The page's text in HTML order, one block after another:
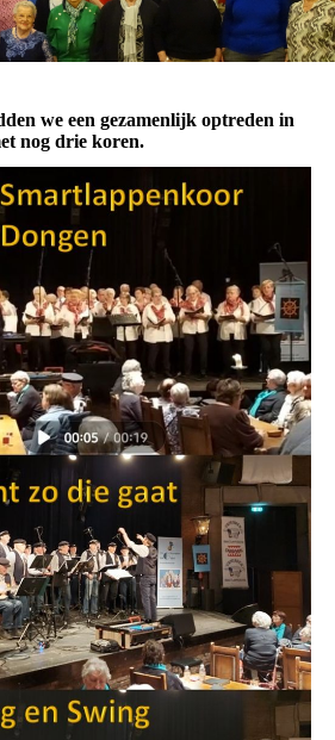
we een gezamenlijk optreden in
nog drie koren.